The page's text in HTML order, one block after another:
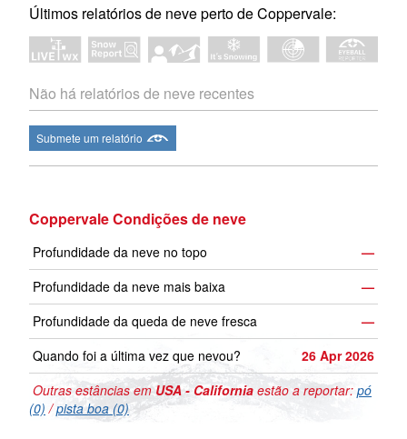
Últimos relatórios de neve perto de Coppervale:
Não há relatórios de neve recentes
Submete um relatório
Coppervale Condições de neve
Profundidade da neve no topo
—
Profundidade da neve mais baixa
—
Profundidade da queda de neve fresca
—
Quando foi a última vez que nevou?
26 Apr 2026
Outras estâncias emUSA - California estão a reportar: pó
(0) /pista boa (0)